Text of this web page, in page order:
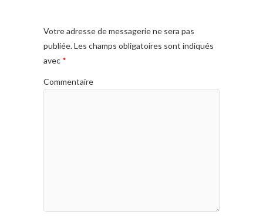
Votre adresse de messagerie ne sera pas
publiée.Les champs obligatoires sont indiqués
avec *
Commentaire